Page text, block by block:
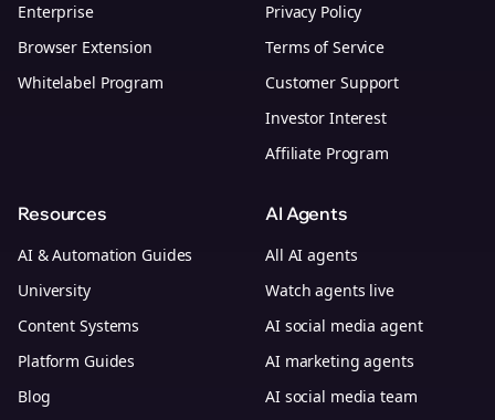
Enterprise
Browser Extension
Whitelabel Program
Privacy Policy
Terms of Service
Customer Support
Investor Interest
Affiliate Program
Resources
AI & Automation Guides
University
Content Systems
Platform Guides
Blog
AI Agents
All AI agents
Watch agents live
AI social media agent
AI marketing agents
AI social media team